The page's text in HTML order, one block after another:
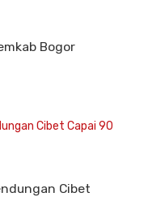
Bogor
Cibet